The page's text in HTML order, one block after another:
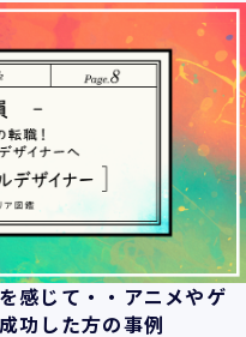
令、国が定める指針その
損などのリスクに対して
する規程、体制を構築
また、万一の際には速や
及び相談に対しては、迅
は、当社を取り巻く環境
に見直して継続的に改善
先 兼 個人情報に関する苦
感じて・・アニメやゲ
功した方の事例